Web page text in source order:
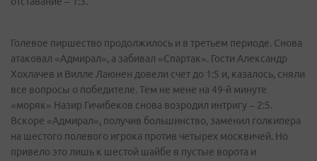
Голевое пиршество продолжилось и в третьем периоде. Снова
атаковал «Адмирал», а забивал «Спартак». Гости Александр
Хохлачев и Вилле Лаюнен довели счет до 1:5 и, казалось, сняли
все вопросы о победителе. Тем не мене на 49-й минуте
«моряк» Назир Гичибеков снова возродил интригу – 2:5.
Вскоре «Адмирал», получив большинство, заменил голкипера
на шестого полевого игрока против четырех москвичей. Но
привело это лишь к шестой шайбе в пустые ворота и